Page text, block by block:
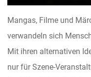
Mangas, Filme und
verwandeln sich
Mit ihren alternativen
nur für Szene-